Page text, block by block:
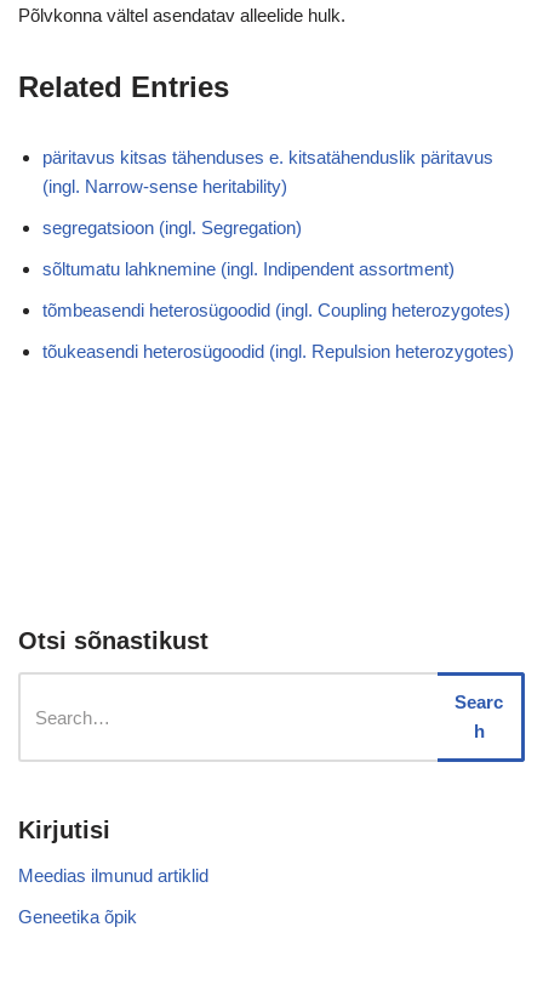
Põlvkonna vältel asendatav alleelide hulk.
Related Entries
päritavus kitsas tähenduses e. kitsatähenduslik päritavus
(ingl. Narrow-sense heritability)
segregatsioon (ingl. Segregation)
sõltumatu lahknemine (ingl. Indipendent assortment)
tõmbeasendi heterosügoodid (ingl. Coupling heterozygotes)
tõukeasendi heterosügoodid (ingl. Repulsion heterozygotes)
Otsi sõnastikust
Searc
h
Kirjutisi
Meedias ilmunud artiklid
Geneetika õpik